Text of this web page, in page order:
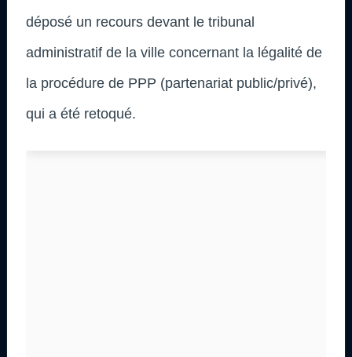
déposé un recours devant le tribunal
administratif de la ville concernant la légalité de
la procédure de PPP (partenariat public/privé),
qui a été retoqué.